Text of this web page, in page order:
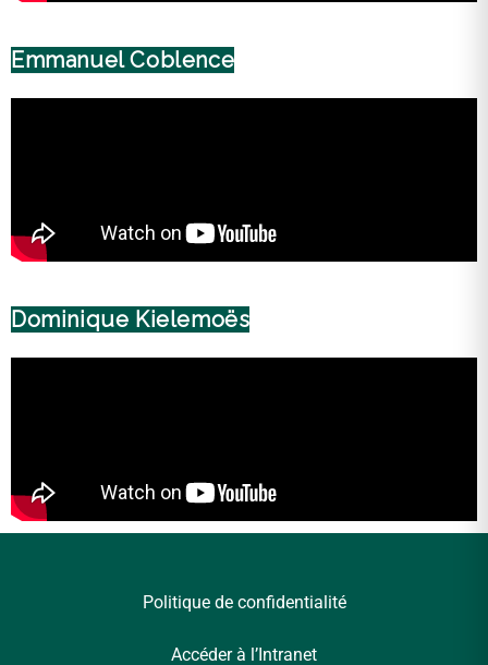
Emmanuel Coblence
Dominique Kielemoës
Politique de confidentialité
Accéder à l’Intranet